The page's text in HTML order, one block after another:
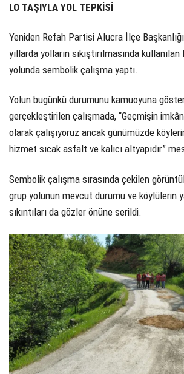
LO TAŞIYLA YOL TEPKİSİ
Yeniden Refah Partisi Alucra İlçe
yıllarda yolların sıkıştırılmasında
yolunda sembolik çalışma yaptı.
Yolun bugünkü durumunu kamuoyuna
gerçekleştirilen çalışmada, “Geçmişin
olarak çalışıyoruz ancak günümüzde
hizmet sıcak asfalt ve kalıcı altyapıdır”
Sembolik çalışma sırasında çekilen
grup yolunun mevcut durumu ve köylülerin
sıkıntıları da gözler önüne serildi.